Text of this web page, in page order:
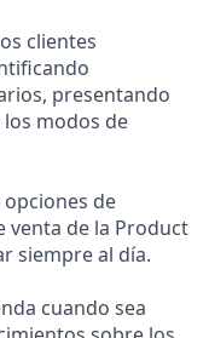
clientes
presentando
modos de
de
venta de la Product
siempre al día.
cuando sea